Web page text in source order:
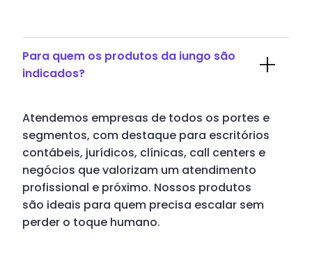
Para quem os produtos da iungo são
indicados?
Atendemos empresas de todos os portes e
segmentos, com destaque para escritórios
contábeis, jurídicos, clínicas, call centers e
negócios que valorizam um atendimento
profissional e próximo. Nossos produtos
são ideais para quem precisa escalar sem
perder o toque humano.